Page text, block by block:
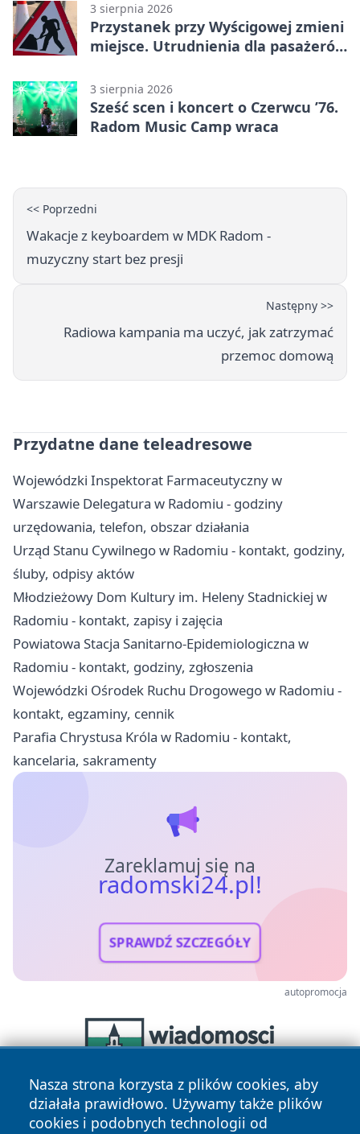
3 sierpnia 2026
Przystanek przy Wyścigowej zmieni
miejsce. Utrudnienia dla pasażerów
3 sierpnia 2026
Sześć scen i koncert o Czerwcu ’76.
Radom Music Camp wraca
<< Poprzedni
Wakacje z keyboardem w MDK Radom -
muzyczny start bez presji
Następny >>
Radiowa kampania ma uczyć, jak zatrzymać
przemoc domową
Przydatne dane teleadresowe
Wojewódzki Inspektorat Farmaceutyczny w
Warszawie Delegatura w Radomiu - godziny
urzędowania, telefon, obszar działania
Urząd Stanu Cywilnego w Radomiu - kontakt, godziny,
śluby, odpisy aktów
Młodzieżowy Dom Kultury im. Heleny Stadnickiej w
Radomiu - kontakt, zapisy i zajęcia
Powiatowa Stacja Sanitarno-Epidemiologiczna w
Radomiu - kontakt, godziny, zgłoszenia
Wojewódzki Ośrodek Ruchu Drogowego w Radomiu -
kontakt, egzaminy, cennik
Parafia Chrystusa Króla w Radomiu - kontakt,
kancelaria, sakramenty
Zareklamuj się na
radomski24.pl!
SPRAWDŹ SZCZEGÓŁY
autopromocja
Nasza strona korzysta z plików cookies, aby
działała prawidłowo. Używamy także plików
cookies i podobnych technologii od